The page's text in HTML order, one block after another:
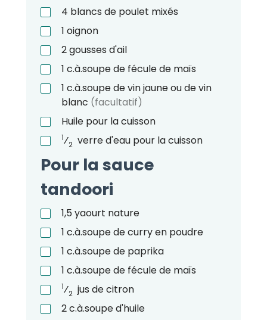
4 blancs de poulet mixés
1 oignon
2gousses d'ail
1 c.à.soupede fécule de maïs
1 c.à.soupede vin jaune ou de vin
blanc (facultatif)
Huile pour la cuisson
1⁄2 verre d'eau pour la cuisson
Pour la sauce
tandoori
1,5yaourt nature
1 c.à.soupede curry en poudre
1 c.à.soupede paprika
1 c.à.soupede fécule de maïs
1⁄2 jus de citron
2c.à.souped'huile